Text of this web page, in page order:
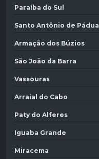
Paraíba do Sul
Santo Antônio de Pádua
Armação dos Búzios
São João da Barra
Vassouras
Arraial do Cabo
Paty do Alferes
Iguaba Grande
Miracema